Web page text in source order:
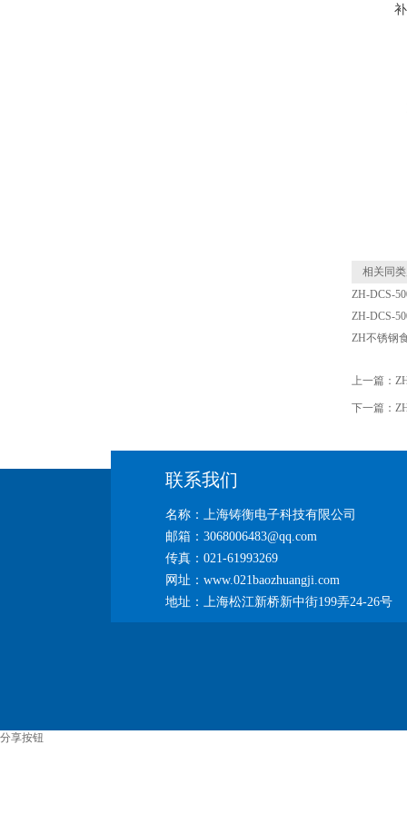
相关同类
ZH-DCS-
ZH-DCS-
ZH不锈钢
上一篇：
下一篇：
联系我们
名称：上海铸衡电子科技有限公司
邮箱：3068006483@qq.com
传真：021-61993269
网址：www.021baozhuangji.com
地址：上海松江新桥新中街199弄24-26号
分享按钮